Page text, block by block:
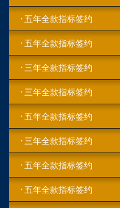
五年全款指标签约
五年全款指标签约
三年全款指标签约
三年全款指标签约
五年全款指标签约
三年全款指标签约
五年全款指标签约
五年全款指标签约